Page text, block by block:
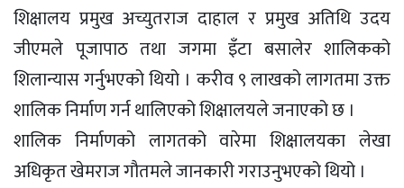
शिक्षालय प्रमुख अच्युतराज दाहाल र प्रमुख अतिथि उदय
जीएमले पूजापाठ तथा जगमा इँटा बसालेर शालिकको
शिलान्यास गर्नुभएको थियो । करीव ९ लाखको लागतमा उक्त
शालिक निर्माण गर्न थालिएको शिक्षालयले जनाएको छ ।
शालिक निर्माणको लागतको वारेमा शिक्षालयका लेखा
अधिकृत खेमराज गौतमले जानकारी गराउनुभएको थियो ।